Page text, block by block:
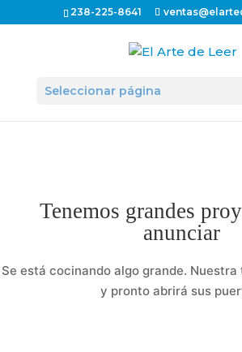
238-225-8641
Seleccionar página
Tenemos grandes
anunciar
Se está cocinando algo grande.
y pronto abrirá sus